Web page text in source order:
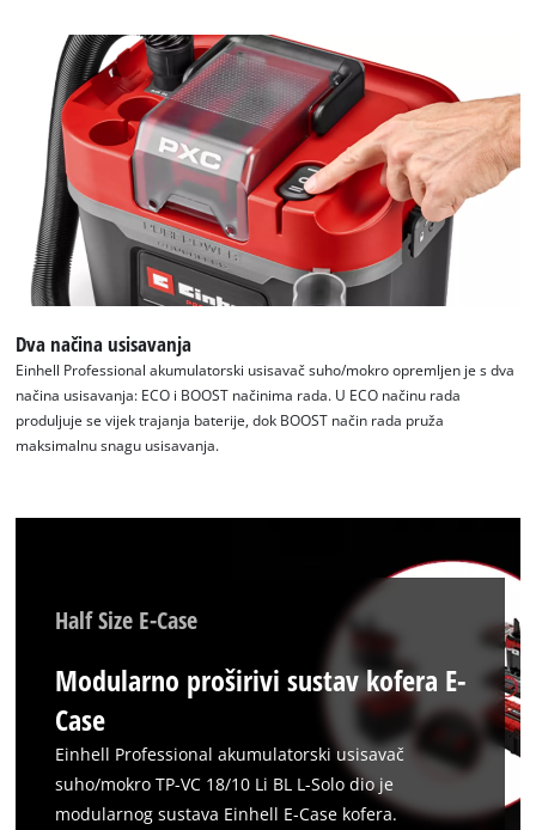
Trebamo vaše dopuštenje za učitavanje
Google Maps usluge!
to trackers that are not disclosed to the
visitor. The website owner needs to setup
the site with their CMP to add this content
to the list of technologies used.
Dva načina usisavanja
Einhell Professional akumulatorski usisavač suho/mokro opremljen je s dva
načina usisavanja: ECO i BOOST načinima rada. U ECO načinu rada
produljuje se vijek trajanja baterije, dok BOOST način rada pruža
maksimalnu snagu usisavanja.
Half Size E-Case
Modularno proširivi sustav kofera E-
Case
Einhell Professional akumulatorski usisavač
suho/mokro TP-VC 18/10 Li BL L-Solo dio je
modularnog sustava Einhell E-Case kofera.